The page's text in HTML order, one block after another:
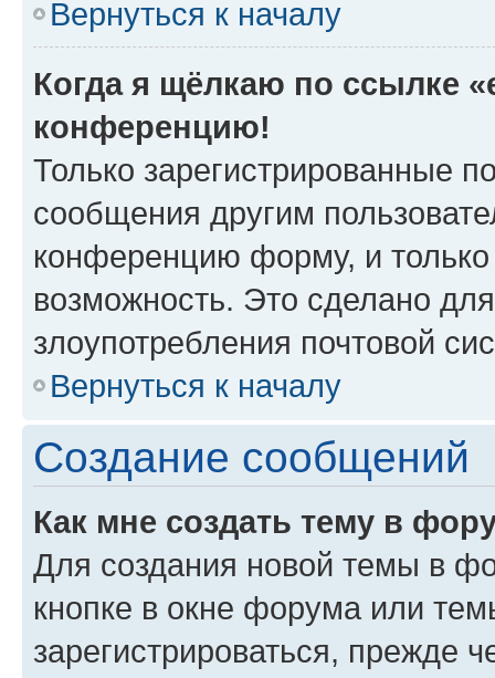
Вернуться к началу
Когда я щёлкаю по ссылке
конференцию!
Только зарегистрированные
сообщения другим
конференцию форму, и
возможность. Это сделано
злоупотребления почтовой
Вернуться к началу
Создание сообщений
Как мне создать тему в
Для создания новой темы в
кнопке в окне форума или
зарегистрироваться, прежде